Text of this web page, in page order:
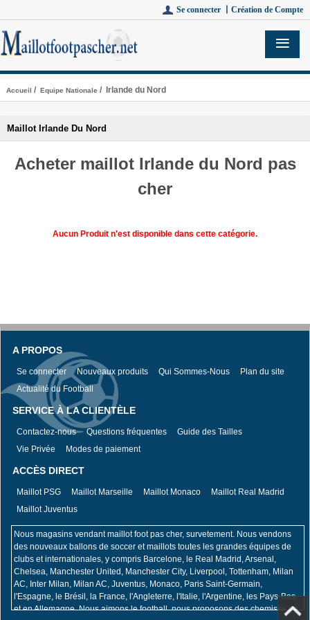
Se connecter 丨 Création de Compte
Accueil / Equipe Nationale / Irlande du Nord
Maillot Irlande Du Nord
Acheter maillot Irlande du Nord pas
cher
Aucun Produit n'est disponible dans cette catégorie.
A PROPOS
Se connecter Nouveaux produits Qui Sommes-Nous
Plan du site
Actualité du Football
SERVICE À LA CLIENTÈLE
Contactez-nous Questions fréquentes
Guide des Tailles
Vie Privée
Modes de paiement
ACCÈS DIRECT
Maillot PSG Maillot Marseille Maillot Monaco
Maillot Real Madrid
Maillot Juventus
Nous magasins vendant maillot foot pas cher, survetement. Nous vendons
des nouveaux ballons de soccer et maillots toutes les grandes équipes de
clubs et internationales, y compris Barcelone, le Real Madrid, Arsenal,
Chelsea, Manchester United, Manchester City, Liverpool, Tottenham, Milan
AC, Inter Milan, Milan AC, Juventus, Monaco, Paris Saint-Germain,
l'Espagne, le Brésil, la France, l'Angleterre, l'Italie, l'Argentine, les Pays-Bas
et en Allemagne. Nous aimons le football, nous proposons des chemises de